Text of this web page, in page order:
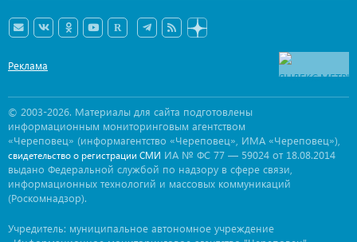
Реклама
© 2003-2026. Материалы для сайта подготовлены
информационным мониторинговым агентством
«Череповец» (информагентство «Череповец», ИМА «Череповец»),
свидетельство о регистрации СМИ ИА № ФС 77 — 59024 от 18.08.2014
выдано Федеральной службой по надзору в сфере связи,
информационных технологий и массовых коммуникаций
(Роскомнадзор).
Учредитель: муниципальное автономное учреждение